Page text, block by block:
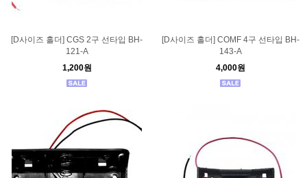
[D사이즈 홀더] CGS 2구 선타입 BH-
121-A
1,200원
[D사이즈 홀더] COMF 4구 선타입 BH-
143-A
4,000원